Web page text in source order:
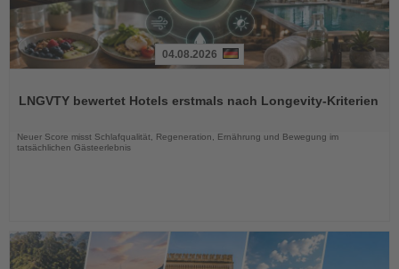
die
04.08.2026
LNGVTY bewertet Hotels erstmals nach Longevity-Kriterien
Neuer Score misst Schlafqualität, Regeneration, Ernährung und Bewegung im
tatsächlichen Gästeerlebnis